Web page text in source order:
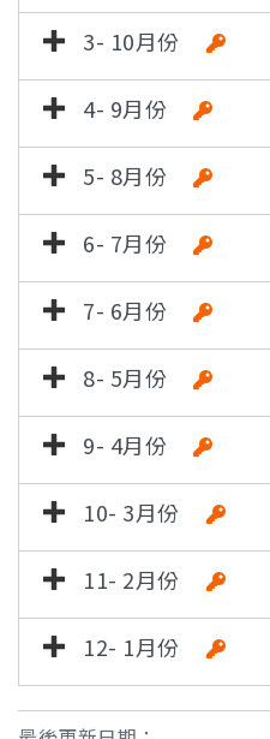
3- 10月份
4- 9月份
5- 8月份
6- 7月份
7- 6月份
8- 5月份
9- 4月份
10- 3月份
11- 2月份
12- 1月份